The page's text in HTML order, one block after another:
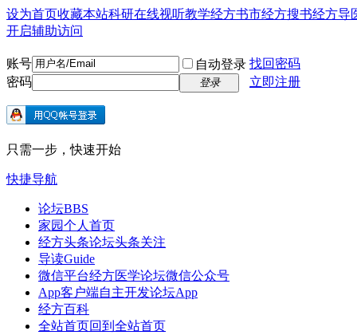
设为首页收藏本站科研在线视听教学经方书市经方搜书经方导
开启辅助访问
账号 自动登录 找回密码
密码
登录 立即注册
只需一步，快速开始
快捷导航
论坛BBS
家园个人首页
经方头条论坛头条关注
导读Guide
微信平台经方医学论坛微信公众号
App客户端自主开发论坛App
经方百科
全站首页回到全站首页